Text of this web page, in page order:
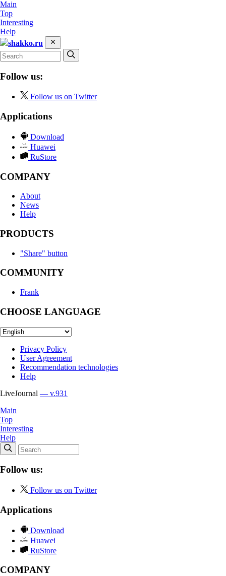
Main
Top
Interesting
Help
shakko.ru
Follow us:
Follow us on Twitter
Applications
Download
Huawei
RuStore
COMPANY
About
News
Help
PRODUCTS
"Share" button
COMMUNITY
Frank
CHOOSE LANGUAGE
Privacy Policy
User Agreement
Recommendation technologies
Help
LiveJournal — v.931
Main
Top
Interesting
Help
Follow us:
Follow us on Twitter
Applications
Download
Huawei
RuStore
COMPANY